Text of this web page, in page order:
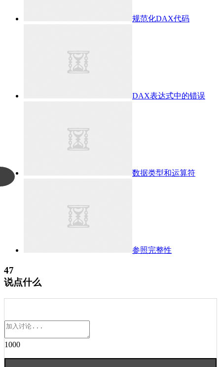
规范化DAX代码
DAX表达式中的错误
数据类型和运算符
参照完整性
47
说点什么
1000